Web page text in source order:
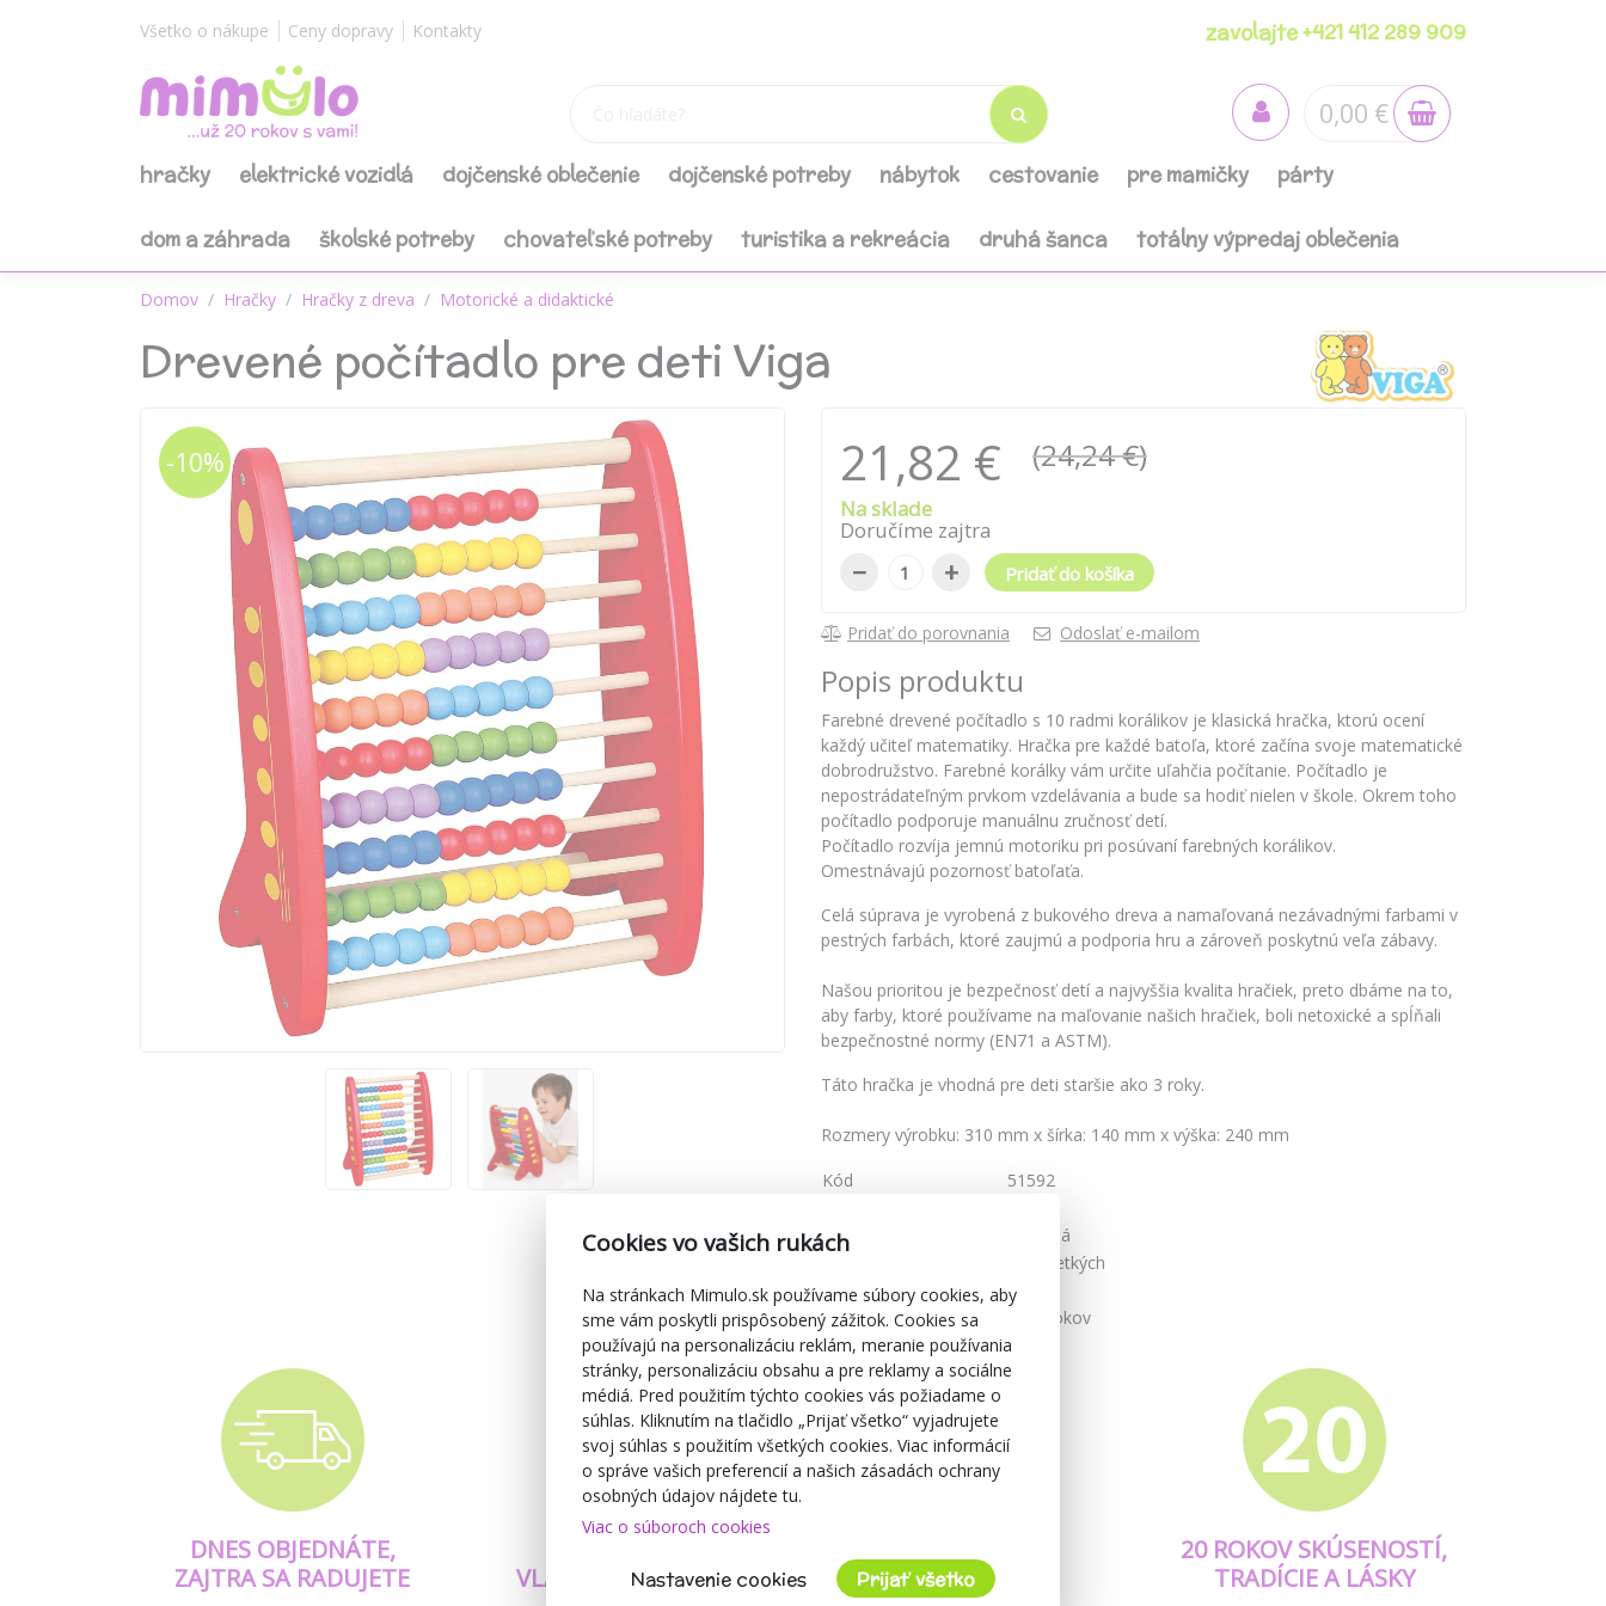
Všetko o nákupe Ceny dopravy Kontakty zavolajte +421 412 289 909
0,00 €
hračky elektrické vozidlá dojčenské oblečenie dojčenské potreby nábytok cestovanie pre mamičky párty
dom a záhrada školské potreby chovateľské potreby turistika a rekreácia druhá šanca totálny výpredaj oblečenia
Domov Hračky Hračky z dreva Motorické a didaktické
Drevené počítadlo pre deti Viga
-10% 21,82 € (24,24 €)
Na sklade
Doručíme zajtra
− + Pridať do košíka
Pridať do porovnania Odoslať e-mailom
Popis produktu
Farebné drevené počítadlo s 10 radmi korálikov je klasická hračka, ktorú ocení
každý učiteľ matematiky. Hračka pre každé batoľa, ktoré začína svoje matematické
dobrodružstvo. Farebné korálky vám určite uľahčia počítanie. Počítadlo je
nepostrádateľným prvkom vzdelávania a bude sa hodiť nielen v škole. Okrem toho
počítadlo podporuje manuálnu zručnosť detí.
Počítadlo rozvíja jemnú motoriku pri posúvaní farebných korálikov.
Omestnávajú pozornosť batoľaťa.
Celá súprava je vyrobená z bukového dreva a namaľovaná nezávadnými farbami v
pestrých farbách, ktoré zaujmú a podporia hru a zároveň poskytnú veľa zábavy.
Našou prioritou je bezpečnosť detí a najvyššia kvalita hračiek, preto dbáme na to,
aby farby, ktoré používame na maľovanie našich hračiek, boli netoxické a spĺňali
bezpečnostné normy (EN71 a ASTM).
Táto hračka je vhodná pre deti staršie ako 3 roky.
Rozmery výrobku: 310 mm x šírka: 140 mm x výška: 240 mm
Kód
51592
Farba
Červená
Pre všetkých
Materiál
Drevo
Doporučený vek
od 3 rokov
DNES OBJEDNÁTE,
ZAJTRA SA RADUJETE
VLASTNÉ PRODUKTY
A KVALITA
20 ROKOV SKÚSENOSTÍ,
TRADÍCIE A LÁSKY
Cookies vo vašich rukách
Na stránkach Mimulo.sk používame súbory cookies, aby
sme vám poskytli prispôsobený zážitok. Cookies sa
používajú na personalizáciu reklám, meranie používania
stránky, personalizáciu obsahu a pre reklamy a sociálne
médiá. Pred použitím týchto cookies vás požiadame o
súhlas. Kliknutím na tlačidlo „Prijať všetko“ vyjadrujete
svoj súhlas s použitím všetkých cookies. Viac informácií
o správe vašich preferencií a našich zásadách ochrany
osobných údajov nájdete tu.
Viac o súboroch cookies
Nastavenie cookies Prijať všetko